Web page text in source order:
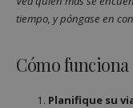
tiempo, y póngase en
Cómo funciona
Planifique su